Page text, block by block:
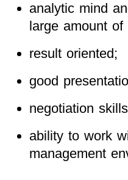
analytic mind
large amount of
result oriented;
good
negotiation
ability to work
management